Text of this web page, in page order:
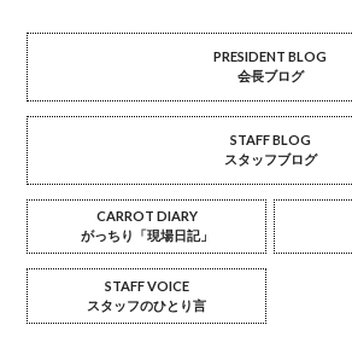
PRESIDENT BLOG
会長ブログ
STAFF BLOG
スタッフブログ
CARROT DIARY
がっちり「現場日記」
STAFF VOICE
スタッフのひとり言